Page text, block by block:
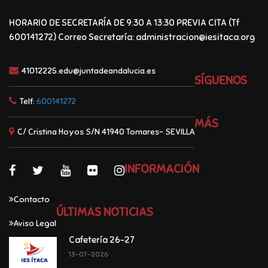
HORARIO DE SECRETARÍA DE 9:30 A 13:30 PREVIA CITA (Tf
600141272) Correo Secretaría: administracion@iesitaca.org
41012225.edu@juntadeandalucia.es
Telf: 600141272
C/ Cristina Hoyos S/N 41940 Tomares- SEVILLA
SÍGUENOS
MÁS
INFORMACIÓN
Contacto
Aviso Legal
ÚLTIMAS NOTICIAS
Cafetería 26-27
13-07-2026